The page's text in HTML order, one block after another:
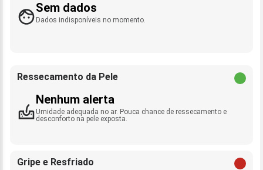
Sem dados
Dados indisponíveis no momento.
Ressecamento da Pele
Nenhum alerta
Umidade adequada no ar. Pouca chance de ressecamento e
desconforto na pele exposta.
Gripe e Resfriado